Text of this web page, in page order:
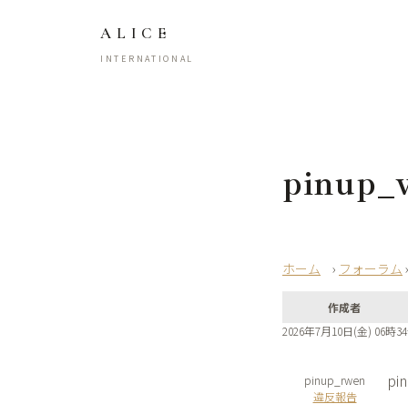
ALICE
INTERNATIONAL
› フォーラム ›
作成者
2026年7月10日(金) 06時
pinup_rwen
違反報告